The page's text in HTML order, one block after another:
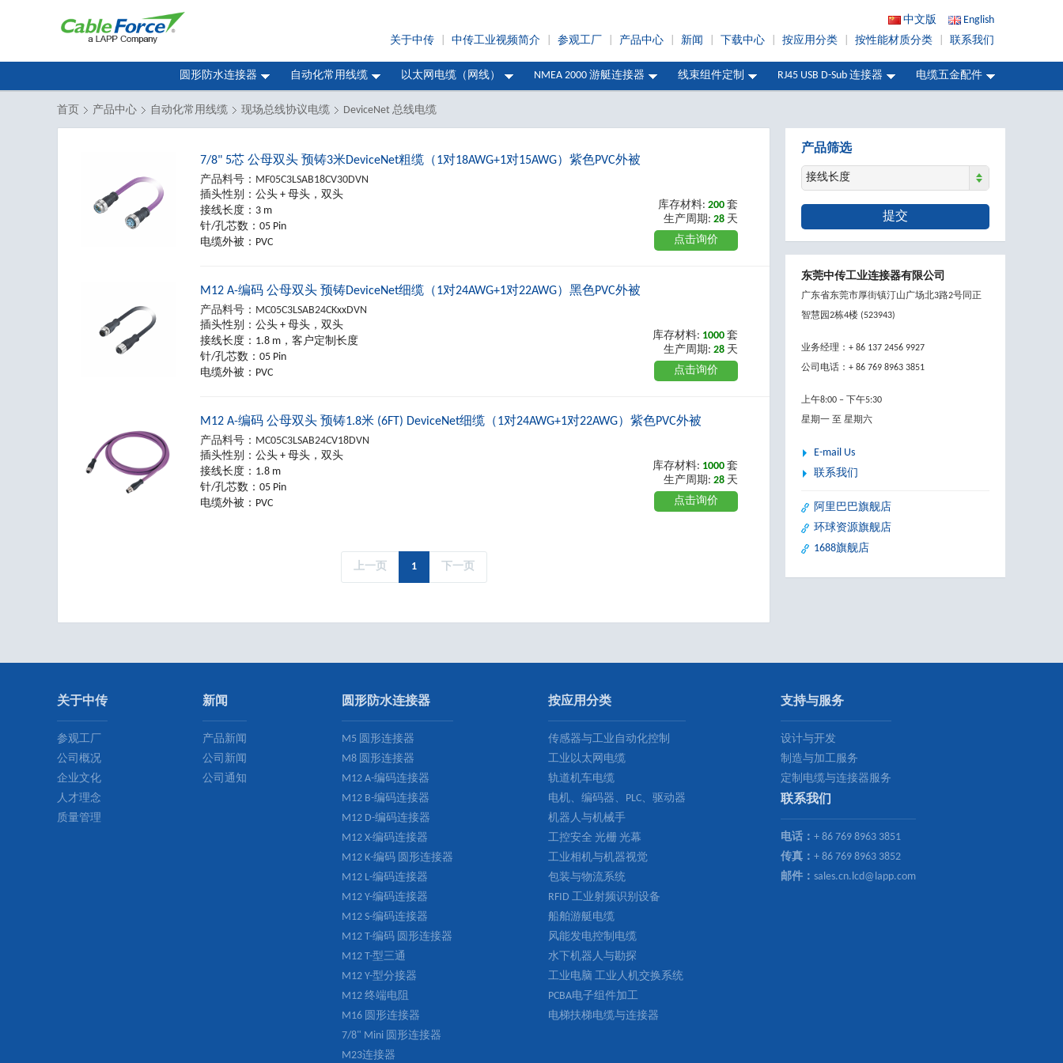
中文版
English
关于中传
中传工业视频简介 参观工厂 产品中心 新闻 下载中心 按应用分类 按性能材质分类 联系我们
圆形防水连接器 自动化常用线缆 以太网电缆（网线） NMEA 2000 游艇连接器 线束组件定制 RJ45 USB D-Sub 连接器 电缆五金配件
首页 产品中心 自动化常用线缆 现场总线协议电缆 DeviceNet 总线电缆
7/8" 5芯 公母双头 预铸3米DeviceNet粗缆（1对18AWG+1对15AWG）紫色PVC外被
产品料号： MF05C3LSAB18CV30DVN
插头性别： 公头 + 母头，双头
接线长度： 3 m
针/孔芯数： 05 Pin
电缆外被： PVC
库存材料: 200 套
生产周期: 28 天
点击询价
M12 A-编码 公母双头 预铸DeviceNet细缆（1对24AWG+1对22AWG）黑色PVC外被
产品料号： MC05C3LSAB24CKxxDVN
插头性别： 公头 + 母头，双头
接线长度： 1.8 m，客户定制长度
针/孔芯数： 05 Pin
电缆外被： PVC
库存材料: 1000 套
生产周期: 28 天
点击询价
M12 A-编码 公母双头 预铸1.8米 (6FT) DeviceNet细缆（1对24AWG+1对22AWG）紫色PVC外被
产品料号： MC05C3LSAB24CV18DVN
插头性别： 公头 + 母头，双头
接线长度： 1.8 m
针/孔芯数： 05 Pin
电缆外被： PVC
库存材料: 1000 套
生产周期: 28 天
点击询价
上一页 1 下一页
产品筛选
接线长度
提交
东莞中传工业连接器有限公司
广东省东莞市厚街镇汀山广场北3路2号同正
智慧园2栋4楼 (523943)
业务经理：+ 86 137 2456 9927
公司电话：+ 86 769 8963 3851
上午8:00 – 下午5:30
星期一 至 星期六
E-mail Us
联系我们
阿里巴巴旗舰店
环球资源旗舰店
1688旗舰店
关于中传
参观工厂
公司概况
企业文化
人才理念
质量管理
新闻
产品新闻
公司新闻
公司通知
圆形防水连接器
M5 圆形连接器
M8 圆形连接器
M12 A-编码连接器
M12 B-编码连接器
M12 D-编码连接器
M12 X-编码连接器
M12 K-编码 圆形连接器
M12 L-编码连接器
M12 Y-编码连接器
M12 S-编码连接器
M12 T-编码 圆形连接器
M12 T-型三通
M12 Y-型分接器
M12 终端电阻
M16 圆形连接器
7/8" Mini 圆形连接器
M23连接器
按应用分类
传感器与工业自动化控制
工业以太网电缆
轨道机车电缆
电机、编码器、PLC、驱动器
机器人与机械手
工控安全 光栅 光幕
工业相机与机器视觉
包装与物流系统
RFID 工业射频识别设备
船舶游艇电缆
风能发电控制电缆
水下机器人与勘探
工业电脑 工业人机交换系统
PCBA电子组件加工
电梯扶梯电缆与连接器
支持与服务
设计与开发
制造与加工服务
定制电缆与连接器服务
联系我们
电话： + 86 769 8963 3851
传真： + 86 769 8963 3852
邮件： sales.cn.lcd@lapp.com